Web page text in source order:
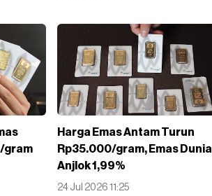
gram
Harga Emas Antam Turun
Rp35.000/gram, Emas Dunia
Anjlok 1,99%
24 Jul 2026 11:25